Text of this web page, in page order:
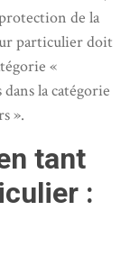
de la
particulier doit
«
la catégorie
».
tant
: